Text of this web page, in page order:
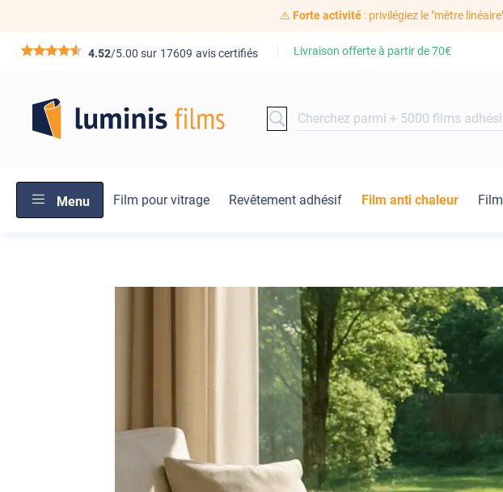
⚠️ Forte activité: privilégiez le "mètre
*****4.52/5.00 sur 17609 avis certifiés Livraison offerte à partir de70€
Menu Film pour vitrage Revêtement adhésif Film anti chaleur